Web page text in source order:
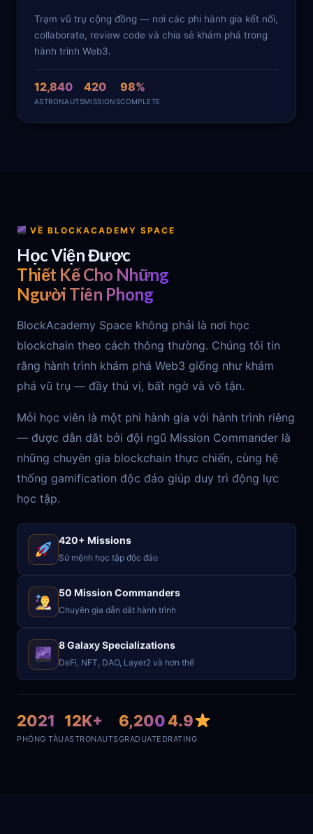
Trạm vũ trụ cộng đồng — nơi các phi hành gia kết nối,
collaborate, review code và chia sẻ khám phá trong
hành trình Web3.
12,840
ASTRONAUTS
420
MISSIONS
98%
COMPLETE
VỀ BLOCKACADEMY SPACE
Học Viện Được
Thiết Kế Cho Những
Người Tiên Phong
BlockAcademy Space không phải là nơi học
blockchain theo cách thông thường. Chúng tôi tin
rằng hành trình khám phá Web3 giống như khám
phá vũ trụ — đầy thú vị, bất ngờ và vô tận.
Mỗi học viên là một phi hành gia với hành trình riêng
— được dẫn dắt bởi đội ngũ Mission Commander là
những chuyên gia blockchain thực chiến, cùng hệ
thống gamification độc đáo giúp duy trì động lực
học tập.
420+ Missions
Sứ mệnh học tập độc đáo
50 Mission Commanders
Chuyên gia dẫn dắt hành trình
8 Galaxy Specializations
DeFi, NFT, DAO, Layer2 và hơn thế
2021
PHÓNG TÀU
12K+
ASTRONAUTS
6,200
GRADUATED
4.9
RATING